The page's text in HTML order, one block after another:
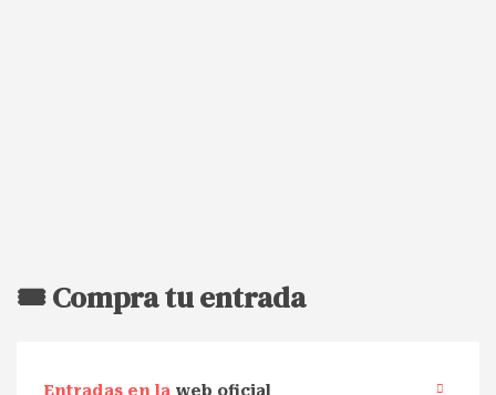
🎟️ Compra tu entrada
Entradas en la web oficial